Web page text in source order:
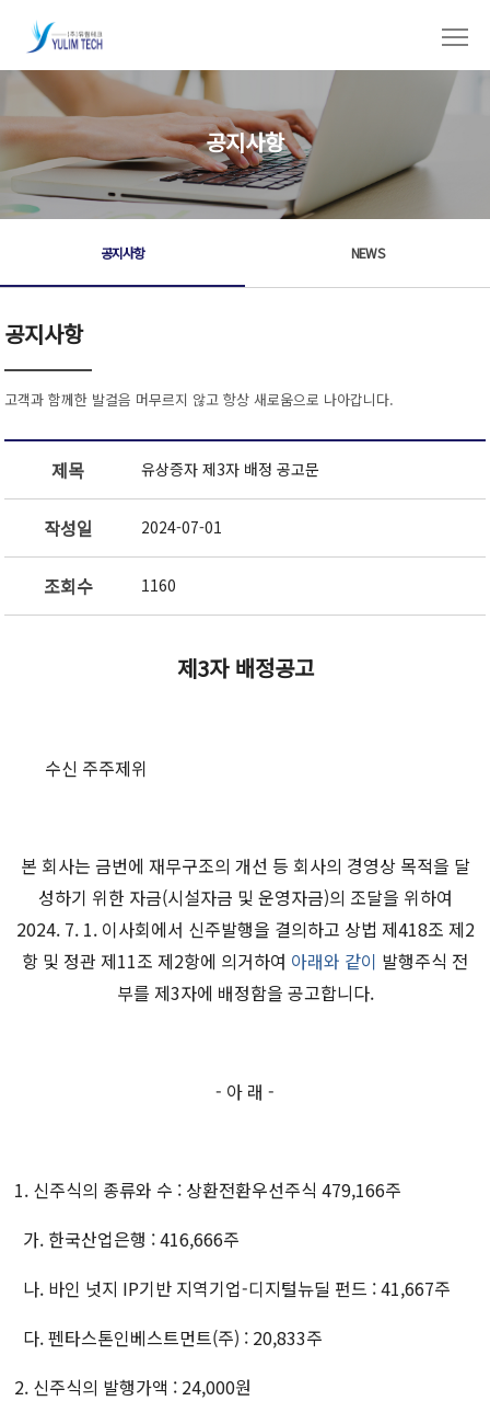
공지사항
공지사항 NEWS
공지사항
고객과 함께한 발걸음 머무르지 않고 항상 새로움으로 나아갑니다.
제목 유상증자 제3자 배정 공고문
작성일 2024-07-01
조회수 1160
제3자 배정공고
수신 주주제위
본 회사는 금번에 재무구조의 개선 등 회사의 경영상 목적을 달
성하기 위한 자금(시설자금 및 운영자금)의 조달을 위하여
2024. 7. 1. 이사회에서 신주발행을 결의하고 상법 제418조 제2
항 및 정관 제11조 제2항에 의거하여 아래와 같이 발행주식 전
부를 제3자에 배정함을 공고합니다.
- 아 래 -
1. 신주식의 종류와 수 : 상환전환우선주식479,166주
가. 한국산업은행 : 416,666주
나. 바인 넛지 IP기반 지역기업-디지털뉴딜 펀드 :41,667주
다.펜타스톤인베스트먼트(주) : 20,833주
2. 신주식의 발행가액 : 24,000원